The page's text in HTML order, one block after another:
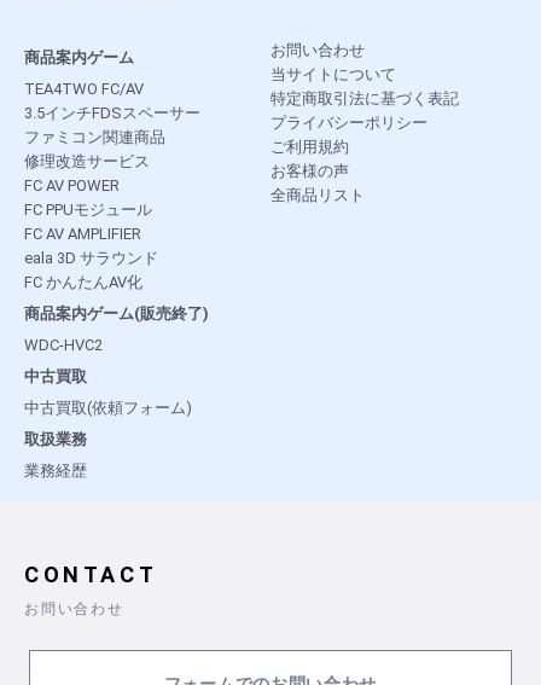
商品案内ゲーム
TEA4TWO FC/AV
3.5インチFDSスペーサー
ファミコン関連商品
修理改造サービス
FC AV POWER
FC PPUモジュール
FC AV AMPLIFIER
eala 3D サラウンド
FC かんたんAV化
商品案内ゲーム(販売終了)
WDC-HVC2
中古買取
中古買取(依頼フォーム)
取扱業務
業務経歴
お問い合わせ
当サイトについて
特定商取引法に基づく表記
プライバシーポリシー
ご利用規約
お客様の声
全商品リスト
CONTACT
お問い合わせ